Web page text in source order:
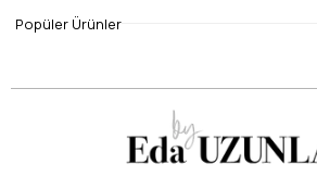
Yaz İndirimi
Popüler Ürünler